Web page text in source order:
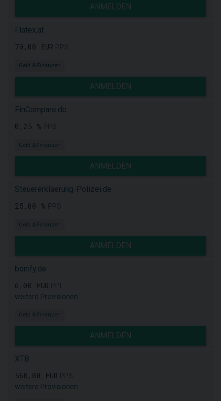
ANMELDEN
Flatex.at
70,00 EUR
Geld & Finanzen
ANMELDEN
FinCompare.de
0,25 %
Geld & Finanzen
ANMELDEN
Steuererklaerung-Polizei.de
25,00 %
Geld & Finanzen
ANMELDEN
bonify.de
6,00 EUR
weitere Provisionen
Geld & Finanzen
ANMELDEN
XTB
560,00 EUR
weitere Provisionen